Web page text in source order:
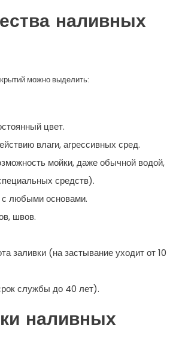
наливных
можно выделить:
цвет.
влаги, агрессивных сред.
мойки, даже обычной водой,
средств).
любыми основами.
швов.
заливки (на застывание уходит от 10
службы до 40 лет).
наливных